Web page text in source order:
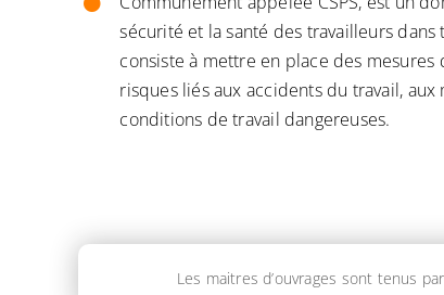
sécurité et la santé des travailleurs dans
consiste à mettre en place des
risques liés aux accidents du travail,
conditions de travail dangereuses.
Les maitres d’ouvrages sont tenus